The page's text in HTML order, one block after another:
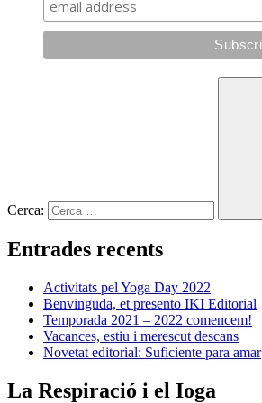
Cerca:
Entrades recents
Activitats pel Yoga Day 2022
Benvinguda, et presento IKI Editorial
Temporada 2021 – 2022 comencem!
Vacances, estiu i merescut descans
Novetat editorial: Suficiente para amar
La Respiració i el Ioga